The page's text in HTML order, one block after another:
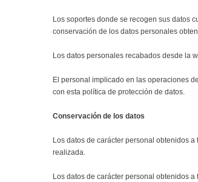
Los soportes donde se recogen sus datos
conservación de los datos personales
Los datos personales recabados desde la
El personal implicado en las operaciones
con esta política de protección de datos.
Conservación de los datos
Los datos de carácter personal obtenidos
realizada.
Los datos de carácter personal obtenidos